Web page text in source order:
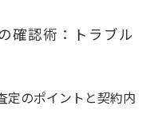
確認術：トラブル
定のポイントと契約内